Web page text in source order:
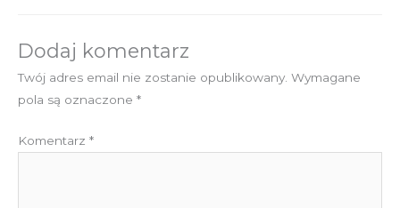
Dodaj komentarz
Twój adres email nie zostanie opublikowany. Wymagane
pola są oznaczone *
Komentarz *